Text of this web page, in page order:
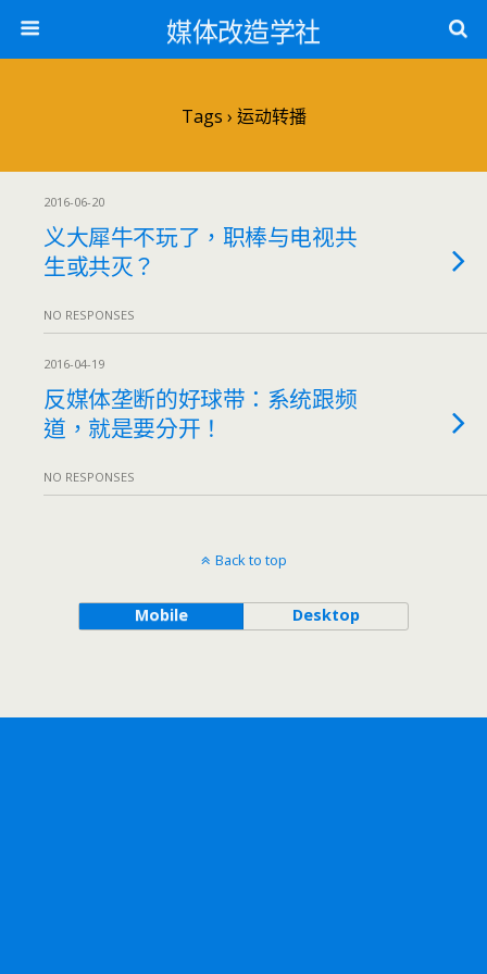
媒体改造学社
Tags › 运动转播
2016-06-20
义大犀牛不玩了，职棒与电视共
生或共灭？
NO RESPONSES
2016-04-19
反媒体垄断的好球带：系统跟频
道，就是要分开！
NO RESPONSES
Back to top
Mobile Desktop